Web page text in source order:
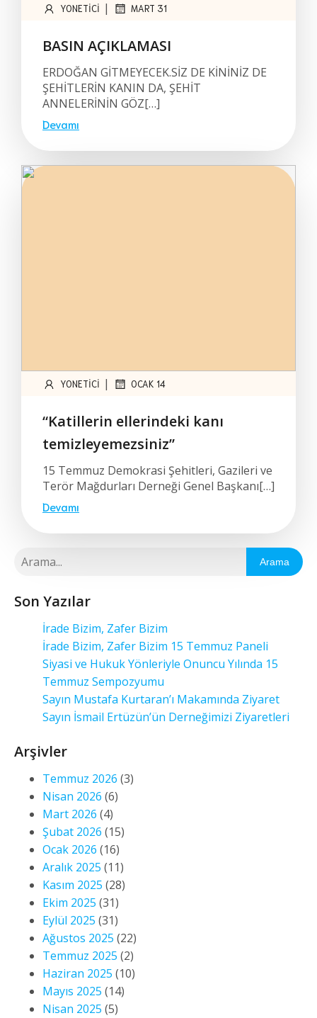
YONETICI | MART 31
BASIN AÇIKLAMASI
ERDOĞAN GİTMEYECEK.SİZ DE KİNİNİZ DE
ŞEHİTLERİN KANIN DA, ŞEHİT
ANNELERİNİN GÖZ[…]
Devamı
YONETICI | OCAK 14
“Katillerin ellerindeki kanı
temizleyemezsiniz”
15 Temmuz Demokrasi Şehitleri, Gazileri ve
Terör Mağdurları Derneği Genel Başkanı[…]
Devamı
Arama
Son Yazılar
İrade Bizim, Zafer Bizim
İrade Bizim, Zafer Bizim 15 Temmuz Paneli
Siyasi ve Hukuk Yönleriyle Onuncu Yılında 15
Temmuz Sempozyumu
Sayın Mustafa Kurtaran’ı Makamında Ziyaret
Sayın İsmail Ertüzün’ün Derneğimizi Ziyaretleri
Arşivler
Temmuz 2026 (3)
Nisan 2026 (6)
Mart 2026 (4)
Şubat 2026 (15)
Ocak 2026 (16)
Aralık 2025 (11)
Kasım 2025 (28)
Ekim 2025 (31)
Eylül 2025 (31)
Ağustos 2025 (22)
Temmuz 2025 (2)
Haziran 2025 (10)
Mayıs 2025 (14)
Nisan 2025 (5)